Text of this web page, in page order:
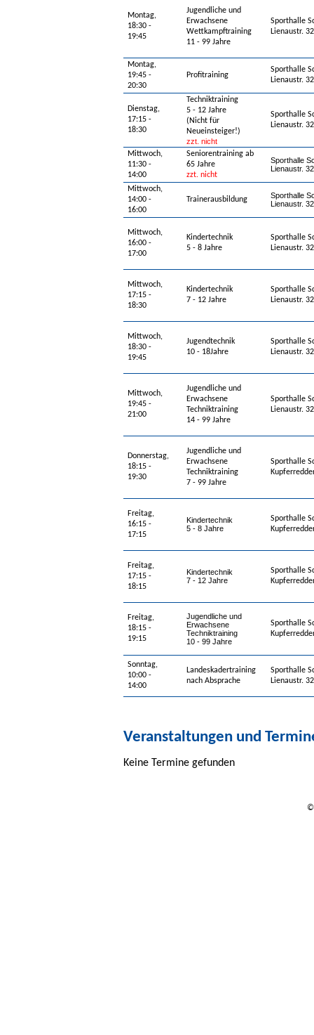
Montag,
18:30 -
19:45
Jugendliche und
Erwachsene
Wettkampftraining
11 - 99 Jahre
Sporthalle
Lienaustr.
Montag,
19:45 -
20:30
Profitraining
Sporthalle
Lienaustr.
Dienstag,
17:15 -
18:30
Techniktraining
5 - 12 Jahre
(Nicht für
Neueinsteiger!)
zzt. nicht
Sporthalle
Lienaustr.
Mittwoch,
11:30 -
14:00
Seniorentraining ab
65 Jahre
zzt. nicht
Sporthalle
Lienaustr.
Mittwoch,
14:00 -
16:00
Trainerausbildung
Sporthalle
Lienaustr.
Mittwoch,
16:00 -
17:00
Kindertechnik
5 - 8 Jahre
Sporthalle
Lienaustr.
Mittwoch,
17:15 -
18:30
Kindertechnik
7 - 12 Jahre
Sporthalle
Lienaustr.
Mittwoch,
18:30 -
19:45
Jugendtechnik
10 - 18Jahre
Sporthalle
Lienaustr.
Mittwoch,
19:45 -
21:00
Jugendliche und
Erwachsene
Techniktraining
14 - 99 Jahre
Sporthalle
Lienaustr.
Donnerstag,
18:15 -
19:30
Jugendliche und
Erwachsene
Techniktraining
7 - 99 Jahre
Sporthalle
Freitag,
16:15 -
17:15
Kindertechnik
5 - 8 Jahre
Sporthalle
Freitag,
17:15 -
18:15
Kindertechnik
7 - 12 Jahre
Sporthalle
Freitag,
18:15 -
19:15
Jugendliche und
Erwachsene
Techniktraining
10 - 99 Jahre
Sporthalle
Sonntag,
10:00 -
14:00
Landeskadertraining
nach Absprache
Sporthalle
Lienaustr.
Veranstaltungen und
Keine Termine gefunden
©